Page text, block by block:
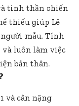
tinh thần chiến
thiếu giúp Lê
mẫu. Tính
và luôn làm việc
bản thân.
và cân nặng